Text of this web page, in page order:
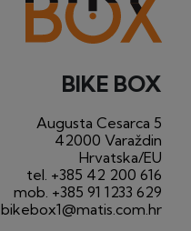
BIKE BOX
Augusta Cesarca 5
42000 Varaždin
Hrvatska/EU
tel. +385 42 200 616
mob. +385 91 1233 629
bikebox1@matis.com.hr